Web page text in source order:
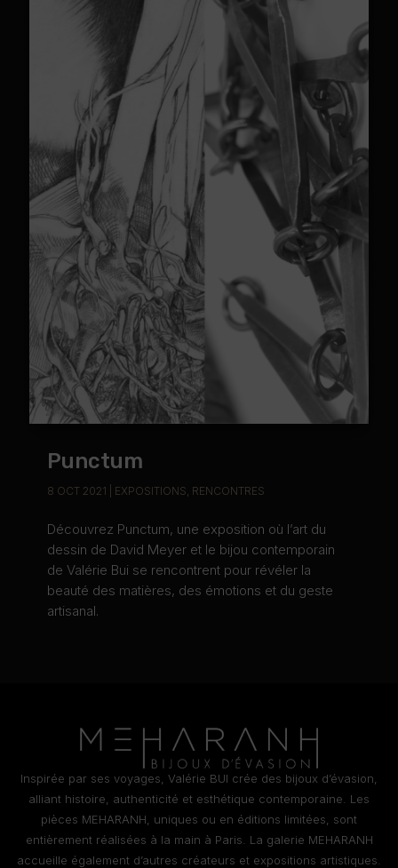
Punctum
8 OCT 2021 EXPOSITIONS, RENCONTRES
Découvrez Punctum, une exposition où l’art du
dessin de David Meyer et le bijou contemporain
de Valérie Bui se rencontrent pour révéler la
beauté des matières, des émotions et du geste
artisanal.
Inspirée par ses voyages, Valérie BUI crée des bijoux d’évasion,
alliant histoire, authenticité et esthétique contemporaine. Les
pièces MEHARANH, uniques ou en éditions limitées, sont
entièrement réalisées à la main à Paris. La galerie MEHARANH
accueille également d’autres créateurs et expositions artistiques.